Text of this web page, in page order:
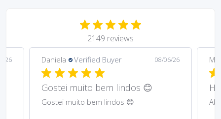
2149 reviews
26 Daniela Verified Buyer 08/06/26
Gostei muito bem lindos 😊
Gostei muito bem lindos 😊